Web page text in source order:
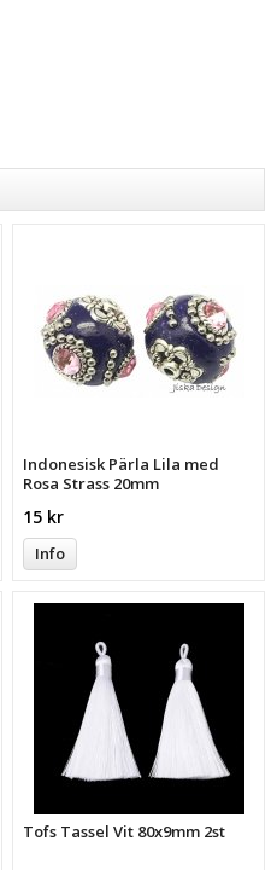
Indonesisk Pärla Lila med
Rosa Strass 20mm
15 kr
Info
Tofs Tassel Vit 80x9mm 2st